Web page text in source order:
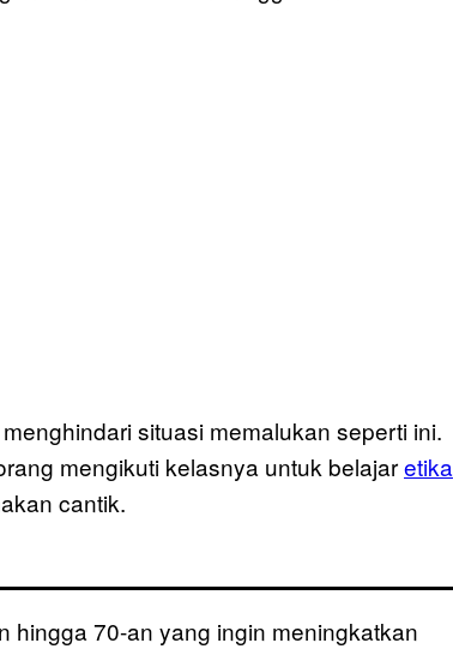
menghindari situasi memalukan seperti ini.
mengikuti kelasnya untuk belajaretika
cantik.
hingga 70-an yang ingin meningkatkan